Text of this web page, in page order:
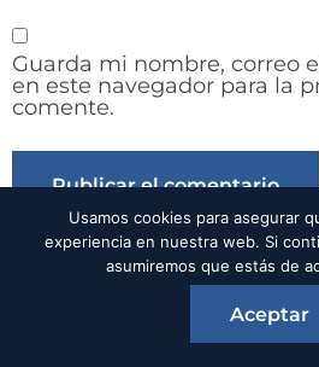
Guarda mi nombre, correo
en este navegador para la
comente.
Alternative:
Usamos cookies para asegurar
experiencia en nuestra web. Si
asumiremos que estás de
Aceptar